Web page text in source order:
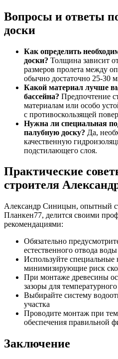
Вопросы и ответы
доски
Как определить
доски? Толщина зависит
размеров пролета между
обычно достаточно 25-30
Какой материал лучше
бассейна? Предпочтение
материалам или особо
с противоскользящей
Нужна ли специальная
палубную доску? Да,
качественную
подстилающего слоя.
Практические
строителя
Александр Синицын, опытный
Планкен77, делится своими
рекомендациями:
Обязательно
естественного отвода воды
Используйте специальные
минимизирующие риск
При монтаже древесины
зазоры для
Выбирайте систему
участка
Проводите монтаж при
обеспечения правильной
Заключение